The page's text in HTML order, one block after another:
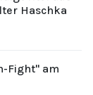
Haschka
Fight" am